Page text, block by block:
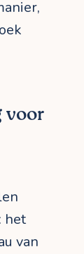
voor
het
van